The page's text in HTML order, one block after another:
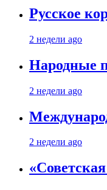
Русское
2 недели ago
Народные
2 недели ago
2 недели ago